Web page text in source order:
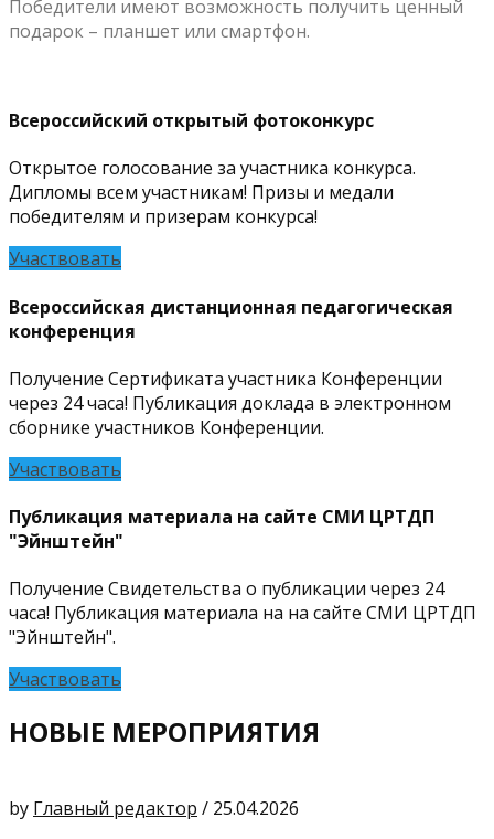
Победители имеют возможность получить ценный
подарок – планшет или смартфон.
Всероссийский открытый фотоконкурс
Открытое голосование за участника конкурса.
Дипломы всем участникам! Призы и медали
победителям и призерам конкурса!
Участвовать
Всероссийская дистанционная педагогическая
конференция
Получение Сертификата участника Конференции
через 24 часа! Публикация доклада в электронном
сборнике участников Конференции.
Участвовать
Публикация материала на сайте СМИ ЦРТДП
"Эйнштейн"
Получение Свидетельства о публикации через 24
часа! Публикация материала на на сайте СМИ ЦРТДП
"Эйнштейн".
Участвовать
НОВЫЕ МЕРОПРИЯТИЯ
by Главный редактор / 25.04.2026